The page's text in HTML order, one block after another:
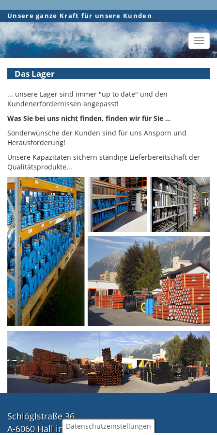
Direkt
zum
Inhalt
Unsere ganze Kraft für unsere Kunden
Das Lager
... unsere Lager sind immer "up to date" und den
Kundenerfordernissen angepasst!
Was Sie bei uns nicht finden, finden wir für Sie ...
Sonderwünsche der Kunden sind für uns Ansporn und
Herausforderung!
Unsere Kapazitäten sichern ständige Lieferbereitschaft der
Qualitätsprodukte...
Schlöglstraße 36
A-6060 Hall in TirolDatenschutzeinstellungen